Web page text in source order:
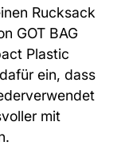
Rucksack
GOT BAG
Plastic
ein, dass
mit